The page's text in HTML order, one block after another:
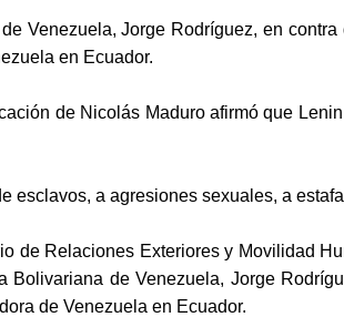
Venezuela, Jorge Rodríguez, en
en Ecuador.
de Nicolás Maduro afirmó que
a agresiones sexuales, a
Relaciones Exteriores y Movilidad
de Venezuela, Jorge
de Venezuela en Ecuador.